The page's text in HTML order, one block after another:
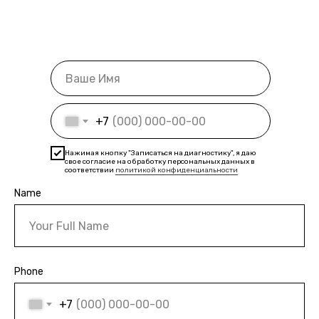
+7
Нажимая кнопку "Записаться на диагностику", я даю
свое согласие на обработку персональных данных в
соответствии политикой конфиденциальности
Name
Phone
+7